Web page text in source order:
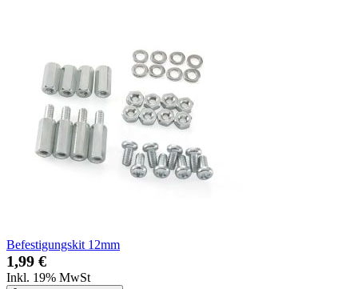
Befestigungskit 12mm
1,99 €
Inkl. 19% MwSt